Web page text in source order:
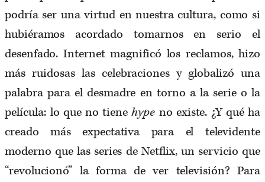
podría ser una virtud en nuestra cultura, como si
hubiéramos acordado tomarnos en serio el
desenfado. Internet magnificó los reclamos, hizo
más ruidosas las celebraciones y globalizó una
palabra para el desmadre en torno a la serie o la
película: lo que no tienehype no existe. ¿Y qué ha
creado más expectativa para el televidente
moderno que las series de Netflix, un servicio que
“revolucionó” la forma de ver televisión? Para